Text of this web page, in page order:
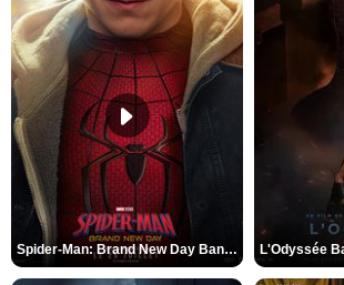
Spider-Man: Brand New Day Bande-annonce VO STFR